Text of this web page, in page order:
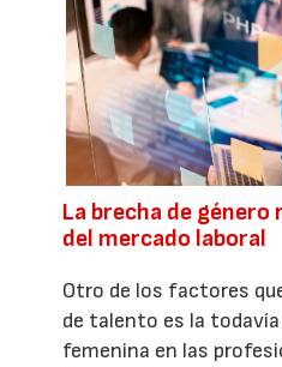
La brecha de
del mercado laboral
Otro de los factores
de talento es la
femenina en las